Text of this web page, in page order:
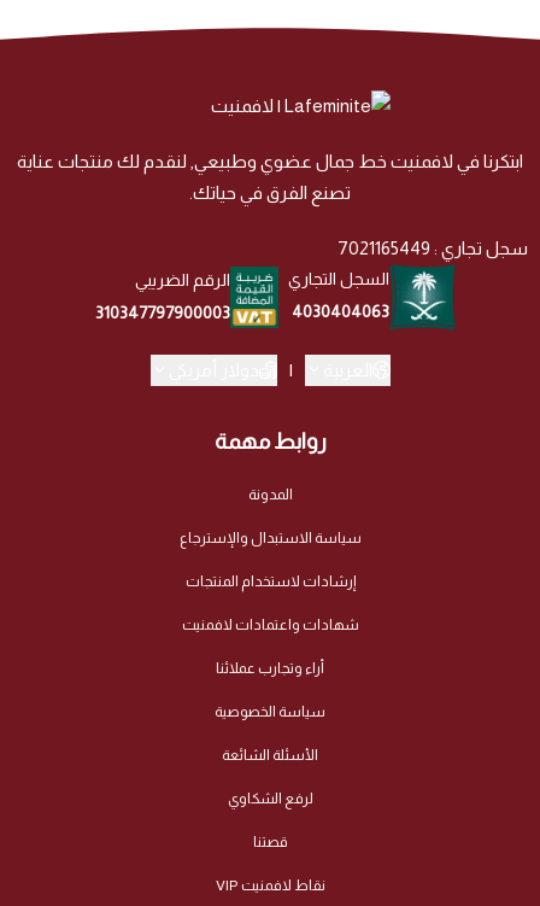
روابط مهمة
المدونة
سياسة الاستبدال والإسترجاع
إرشادات لاستخدام المنتجات
شهادات واعتمادات لافمنيت
أراء وتجارب عملائنا
سياسة الخصوصية
الأسئلة الشائعة
لرفع الشكاوي
قصتنا
نقاط لافمنيت VIP
ابتكرنا في لافمنيت خط جمال عضوي وطبيعي, لنقدم لك منتجات عناية
تصنع الفرق في حياتك.
سجل تجاري : 7021165449
السجل التجاري
4030404063
الرقم الضريبي
310347797900003
|